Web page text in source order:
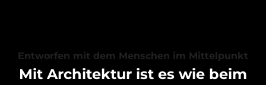
Entworfen mit dem Menschen im Mittelpunkt
Mit Architektur ist es wie beim